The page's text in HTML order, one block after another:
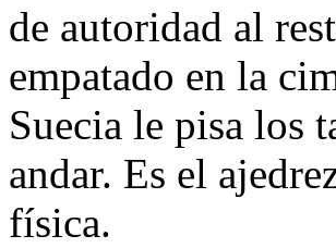
de autoridad al
empatado en la
Suecia le pisa los
andar. Es el
física.